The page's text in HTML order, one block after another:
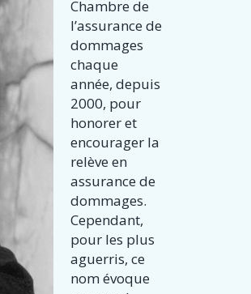
Chambre de
l’assurance de
dommages
chaque
année, depuis
2000, pour
honorer et
encourager la
relève en
assurance de
dommages.
Cependant,
pour les plus
aguerris, ce
nom évoque